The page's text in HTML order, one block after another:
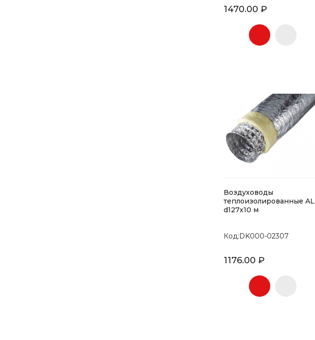
1470.00 ₽
Воздуховоды
теплоизолированные AL
d127х10 м
Код:DK000-02307
1176.00 ₽